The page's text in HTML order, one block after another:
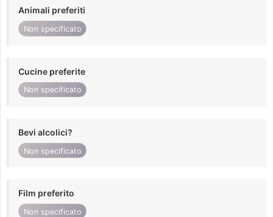
Animali preferiti
Non specificato
Cucine preferite
Non specificato
Bevi alcolici?
Non specificato
Film preferito
Non specificato